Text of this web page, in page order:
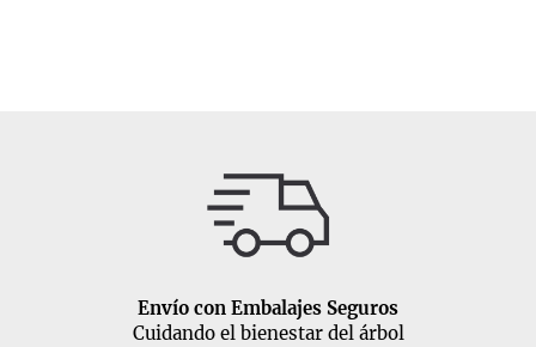
Envío con Embalajes Seguros
Cuidando el bienestar del árbol